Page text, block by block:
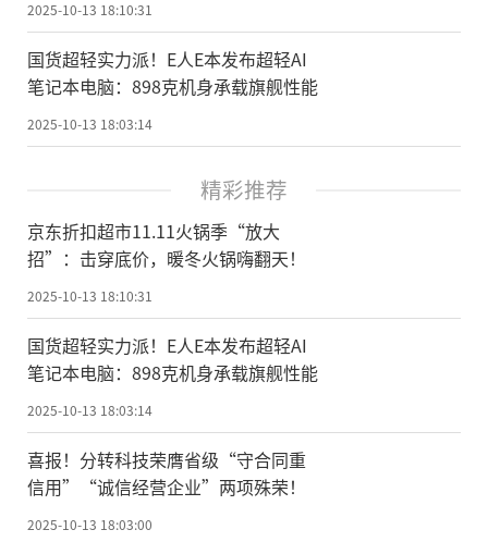
2025-10-13 18:10:31
国货超轻实力派！E人E本发布超轻AI
笔记本电脑：898克机身承载旗舰性能
2025-10-13 18:03:14
精彩推荐
京东折扣超市11.11火锅季“放大
招”：击穿底价，暖冬火锅嗨翻天！
2025-10-13 18:10:31
国货超轻实力派！E人E本发布超轻AI
笔记本电脑：898克机身承载旗舰性能
2025-10-13 18:03:14
喜报！分转科技荣膺省级“守合同重
信用”“诚信经营企业”两项殊荣！
2025-10-13 18:03:00